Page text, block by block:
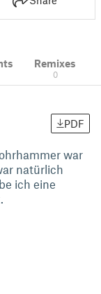
Remixes
0
PDF
war
natürlich
ich eine